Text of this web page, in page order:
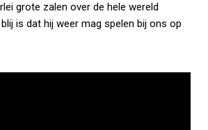
grote zalen over de hele wereld
is dat hij weer mag spelen bij ons op